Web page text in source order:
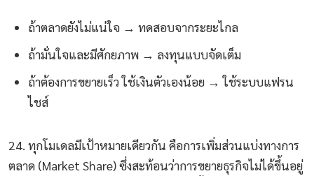
ถ้าตลาดยังไม่แน่ใจ → ทดสอบจากระยะไกล
ถ้ามั่นใจและมีศักยภาพ → ลงทุนแบบจัดเต็ม
ถ้าต้องการขยายเร็ว ใช้เงินตัวเองน้อย → ใช้ระบบแฟรน
ไชส์
24. ทุกโมเดลมีเป้าหมายเดียวกัน คือการเพิ่มส่วนแบ่งทางการ
ตลาด (Market Share) ซึ่งสะท้อนว่าการขยายธุรกิจไม่ได้ขึ้นอยู่